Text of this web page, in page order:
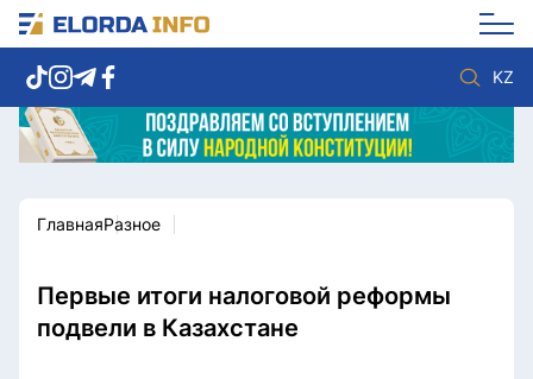
KZ
Новости столицы
Спорт
Культура
Разное
Видео
Мир
ГлавнаяРазное
Первые итоги налоговой реформы
подвели в Казахстане